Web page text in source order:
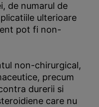
de numarul de
ulterioare
pot fi non-
non-chirurgical,
precum
durerii si
care nu